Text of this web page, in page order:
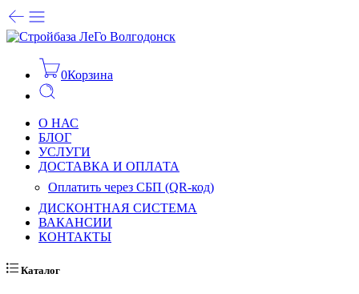
0Корзина
О НАС
БЛОГ
УСЛУГИ
ДОСТАВКА И ОПЛАТА
Оплатить через СБП (QR-код)
ДИСКОНТНАЯ СИСТЕМА
ВАКАНСИИ
КОНТАКТЫ
Каталог